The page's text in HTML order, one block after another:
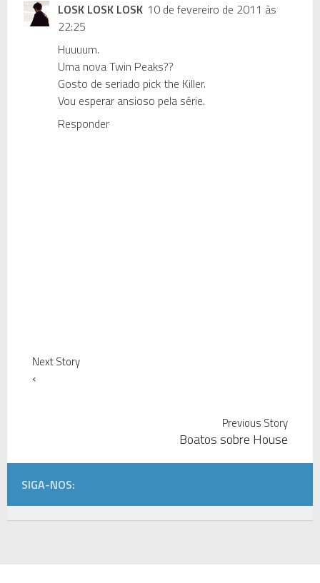
LOSK LOSK LOSK 10 de fevereiro de 2011 às
22:25
Huuuum.
Uma nova Twin Peaks??
Gosto de seriado pick the Killer.
Vou esperar ansioso pela série.
Responder
Next Story
‹
Previous Story
Boatos sobre House
SIGA-NOS: